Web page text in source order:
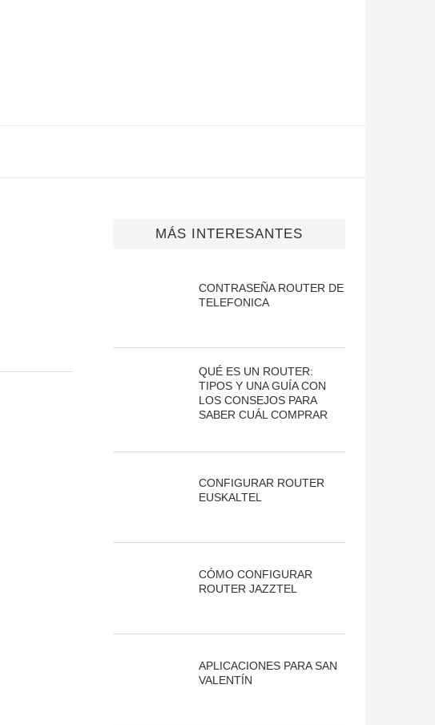
MÁS INTERESANTES
CONTRASEÑA ROUTER DE
TELEFONICA
QUÉ ES UN ROUTER:
TIPOS Y UNA GUÍA CON
LOS CONSEJOS PARA
SABER CUÁL COMPRAR
CONFIGURAR ROUTER
EUSKALTEL
CÓMO CONFIGURAR
ROUTER JAZZTEL
APLICACIONES PARA SAN
VALENTÍN